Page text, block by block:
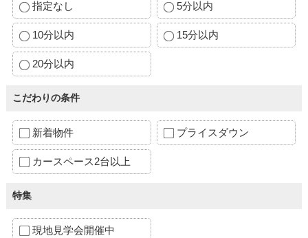
指定なし 5分以内
10分以内 15分以内
20分以内
こだわりの条件
新着物件 プライスダウン
カースペース2台以上
特集
現地見学会開催中